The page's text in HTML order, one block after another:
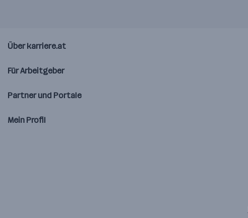
Über karriere.at
Für Arbeitgeber
Partner und Portale
Mein Profil